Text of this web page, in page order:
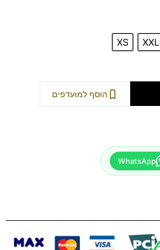
XXL
XS
הוסף למועדפים
WhatsApp